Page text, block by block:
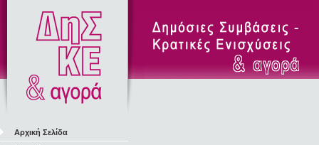
Αρχική Σελίδα